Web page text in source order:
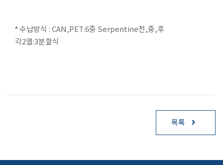
*수납방식 : CAN,PET:6중 Serpentine전,중,후
각2열:3분할식
목록